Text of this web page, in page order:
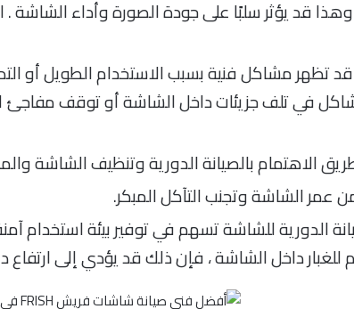
وهذا قد يؤثر سلبًا على جودة الصورة وأداء
قد تظهر مشاكل فنية بسبب الاستخدام الطويل أو
في تلف جزيئات داخل الشاشة أو توقف مفاجئ
الاهتمام بالصيانة الدورية وتنظيف الشاشة
عمر الشاشة وتجنب التآكل المبكر.
الدورية للشاشة تسهم في توفير بيئة استخدام
للغبار داخل الشاشة ، فإن ذلك قد يؤدي إلى